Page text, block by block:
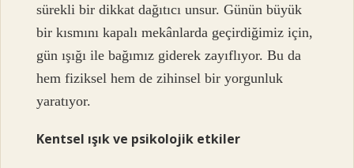
sürekli bir dikkat dağıtıcı unsur. Günün büyük
bir kısmını kapalı mekânlarda geçirdiğimiz için,
gün ışığı ile bağımız giderek zayıflıyor. Bu da
hem fiziksel hem de zihinsel bir yorgunluk
yaratıyor.
Kentsel ışık ve psikolojik etkiler